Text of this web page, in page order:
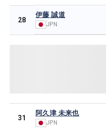
28
伊藤 誠道
JPN
31
阿久津 未来也
JPN